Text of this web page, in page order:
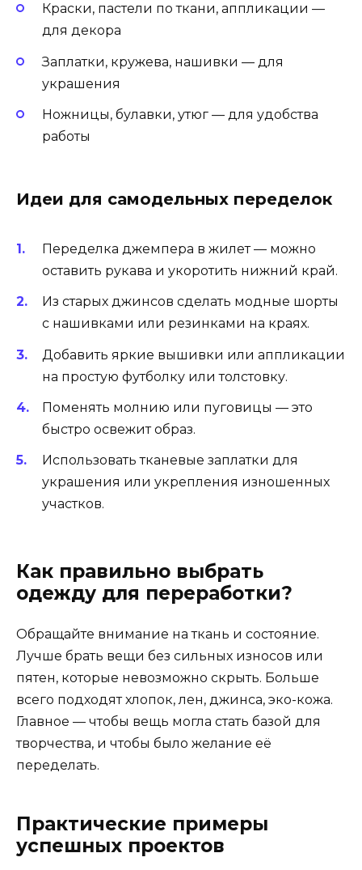
Краски, пастели по ткани, аппликации —
для декора
Заплатки, кружева, нашивки — для
украшения
Ножницы, булавки, утюг — для удобства
работы
Идеи для самодельных переделок
Переделка джемпера в жилет — можно
оставить рукава и укоротить нижний край.
Из старых джинсов сделать модные шорты
с нашивками или резинками на краях.
Добавить яркие вышивки или аппликации
на простую футболку или толстовку.
Поменять молнию или пуговицы — это
быстро освежит образ.
Использовать тканевые заплатки для
украшения или укрепления изношенных
участков.
Как правильно выбрать
одежду для переработки?
Обращайте внимание на ткань и состояние.
Лучше брать вещи без сильных износов или
пятен, которые невозможно скрыть. Больше
всего подходят хлопок, лен, джинса, эко-кожа.
Главное — чтобы вещь могла стать базой для
творчества, и чтобы было желание её
переделать.
Практические примеры
успешных проектов